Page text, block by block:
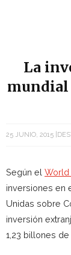
La
mundial
25 JUNIO, 2015
Según el World
inversiones en
Unidas sobre
inversión
1,23 billones de